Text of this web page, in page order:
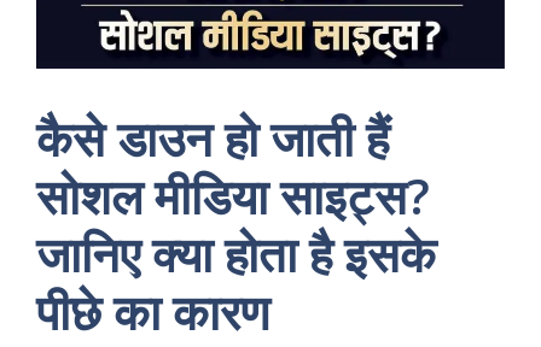
कैसे डाउन हो जाती हैं
सोशल मीडिया साइट्स?
जानिए क्या होता है इसके
पीछे का कारण